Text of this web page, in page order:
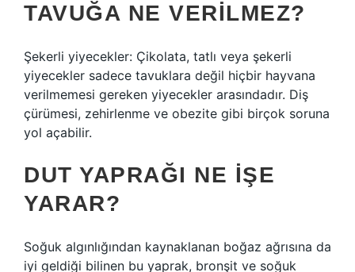
TAVUĞA NE VERILMEZ?
Şekerli yiyecekler: Çikolata, tatlı veya şekerli
yiyecekler sadece tavuklara değil hiçbir hayvana
verilmemesi gereken yiyecekler arasındadır. Diş
çürümesi, zehirlenme ve obezite gibi birçok soruna
yol açabilir.
DUT YAPRAĞI NE IŞE
YARAR?
Soğuk algınlığından kaynaklanan boğaz ağrısına da
iyi geldiği bilinen bu yaprak, bronşit ve soğuk